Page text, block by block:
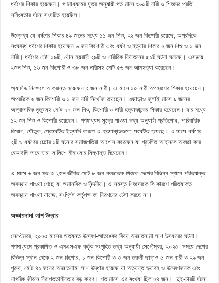
ধর্ষণের শিকার হয়েছেন। গণমাধ্যমের সূত্র অনুযায়ী গত মাসে ৩৬১টি নারী ও শিশুদের প্রতি
সহিংসতার ঘটনা সংঘটিত হয়েছিল।
উল্লেখ্য যে ধর্ষণের শিকার ৪৯ জনের মধ্যে ১১ জন শিশু, ২২ জন কিশোরী রয়েছে, অপরদিকে
সংঘবদ্ধ ধর্ষণের শিকার হয়েছেন ৬ জন কিশোরী এবং ধর্ষণ ও হত্যার শিকার ২ জন শিশু ও ১ জন
নারী। ধর্ষণের চেষ্টা ১৯টি, যৌন হয়রানি ২৯টি ও শারীরিক নির্যাতনের ৫১টি ঘটনা ঘটেছে। এসময়ে
২জন শিশু, ১৬ জন কিশোরী ও ৩৮ জন নারীসহ মোট ৫৬ জন আত্মহত্যা করেছেন।
অ্যাসিড নিক্ষেপে আক্রান্ত হয়েছেন ২ জন নারী। এ মাসে ১০ নারী অপহরণের শিকার হয়েছেন।
অপরদিকে ৬ জন কিশোরী ও ১ জন নারী নিখোঁজ রয়েছেন। এছাড়াও জুলাই মাসে ৯ জনের
অস্বাভাবিক মৃত্যুসহ মোট ৭৭ জন শিশু, কিশোরী ও নারী হত্যাকান্ডের শিকার হয়েছেন। যার মধ্যে
১২ জন শিশু ও কিশোরী রয়েছেন। গণমাধ্যম সূত্রে পাওয়া তথ্য অনুযায়ী প্রতিশোধ, পারিবারিক
বিরোধ, যৌতুক, প্রেমঘটিত ইত্যাদি কারণে এ হত্যাকান্ডগুলো সংঘটিত হয়েছে। এ মাসে ধর্ষণের
২টি ও ধর্ষণের চেষ্টার ১টি ঘটনার সমাজপতিরা আপোস করেছেন যা প্রচলিত আইনকে অবজ্ঞা করে
বেআইনি ভাবে তারা সালিশে মীমাংসার সিদ্ধান্ত দিয়েছেন।
এ মাসে ৬ জন মৃত ও ২জন জীবিত মোট ৮ জন নবজাতক শিশুকে দেশের বিভিন্ন স্থানে পরিত্যাক্ত
অবস্থায় পাওয়া গেছে যা অমানবিক ও নিন্দনীয়। এ সমস্ত শিশুদেরকে কি কারণে পরিত্যাক্ত
অবস্থায় পাওয়া যাচ্ছে, সংশ্লিষ্ট কর্তৃপক্ষ তা নিরূপনের চেষ্টা করছে না।
অজ্ঞাতনামা লাশ উদ্ধার
সেপ্টেম্বর, ২০২৩ মাসের অত্যন্ত উদ্বেগ-আতঙ্কের বিষয় অজ্ঞাতনামা লাশ উদ্ধারের ঘটনা।
গণমাধ্যমে প্রকাশিত ও এমএসএফ কর্তৃক সংগৃহিত তথ্য অনুযায়ী সেপ্টেম্বর, ২০২৩ সময়ে দেশের
বিভিন্ন স্থান থেকে ২ জন কিশোর, ১ জন কিশোরী ও ৩ জন তরুনী ছাড়াও ৫ জন নারী ও ২৯ জন
পুরুষ, মোট ৪১ জনের অজ্ঞাতনামা লাশ উদ্ধার হয়েছে যা অত্যন্ত ভয়াবহ ও উদ্বেগজনক এবং
নাগরিক জীবনে নিরাপত্তাহীনতার বড় কারণ। গত মাসে এর সংখ্যা ছিল ২৪ জন। দুই-চারটি ঘটনা